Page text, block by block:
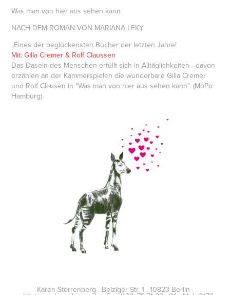
Was man von hier aus sehen kann
NACH DEM ROMAN VON MARIANA LEKY
„Eines der beglückensten Bücher der letzten Jahre!
Mit: Gilla Cremer & Rolf Claussen
Das Dasein des Menschen erfüllt sich in Alltäglichkeiten - davon
erzählen an der Kammerspielen die wunderbare Gilla Cremer
und Rolf Clausen in "Was man von hier aus sehen kann". (MoPo
Hamburg)
Karen Sterrenberg . Belziger Str. 1 . 10823 Berlin .